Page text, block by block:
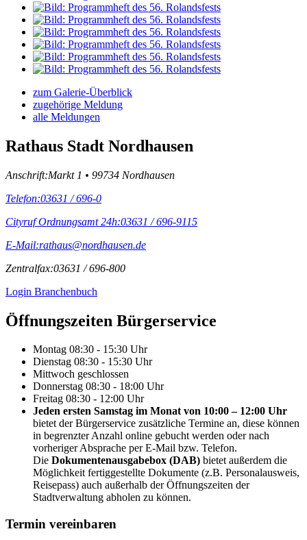
zum Galerie-Überblick
zugehörige Meldung
alle Meldungen
Rathaus Stadt Nordhausen
Anschrift:Markt 1 • 99734 Nordhausen
Telefon:03631 / 696-0
Cityruf Ordnungsamt 24h:03631 / 696-9115
E-Mail:rathaus@nordhausen.de
Zentralfax:03631 / 696-800
Login Branchenbuch
Öffnungs­zeiten Bürgerservice
Montag 08:30 - 15:30 Uhr
Dienstag 08:30 - 15:30 Uhr
Mittwoch geschlossen
Donnerstag 08:30 - 18:00 Uhr
Freitag 08:30 - 12:00 Uhr
Jeden ersten Samstag im Monat von 10:00 – 12:00 Uhr
bietet der Bürgerservice zusätzliche Termine an, diese können
in begrenzter Anzahl online gebucht werden oder nach
vorheriger Absprache per E-Mail bzw. Telefon.
Die Dokumentenausgabebox (DAB) bietet außerdem die
Möglichkeit fertiggestellte Dokumente (z.B. Personalausweis,
Reisepass) auch außerhalb der Öffnungszeiten der
Stadtverwaltung abholen zu können.
Termin vereinbaren